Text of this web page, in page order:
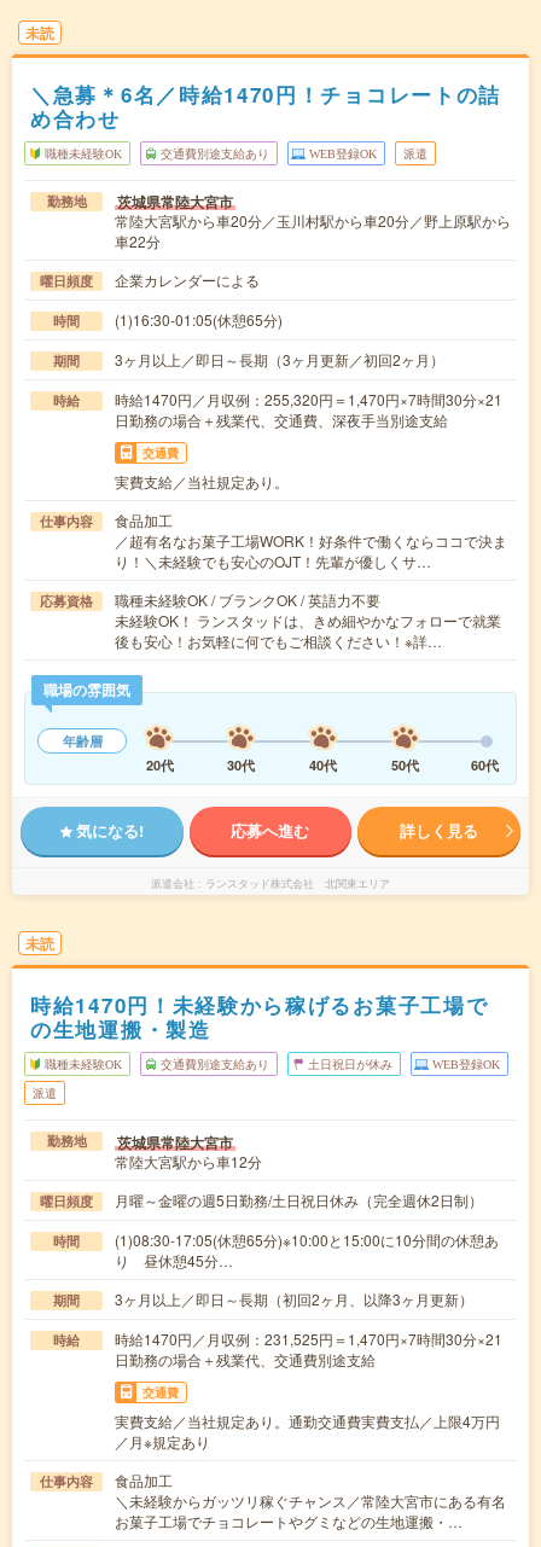
未読
＼急募＊6名／時給1470円！チョコレートの詰
め合わせ
職種未経験OK 交通費別途支給あり WEB登録OK 派遣
勤務地 茨城県常陸大宮市
常陸大宮駅から車20分／玉川村駅から車20分／野上原駅から
車22分
曜日頻度 企業カレンダーによる
時間 (1)16:30-01:05(休憩65分)
期間 3ヶ月以上／即日～長期（3ヶ月更新／初回2ヶ月）
時給
時給1470円／月収例：255,320円＝1,470円×7時間30分×21
日勤務の場合＋残業代、交通費、深夜手当別途支給
交通費
実費支給／当社規定あり。
仕事内容
食品加工
／超有名なお菓子工場WORK！好条件で働くならココで決ま
り！＼未経験でも安心のOJT！先輩が優しくサ…
応募資格
職種未経験OK / ブランクOK / 英語力不要
未経験OK！ ランスタッドは、きめ細やかなフォローで就業
後も安心！お気軽に何でもご相談ください！※詳…
職場の雰囲気
年齢層
20代
30代 40代 50代 60代
気になる! 応募へ進む 詳しく見る
派遣会社 ランスタッド株式会社 北関東エリア
未読
時給1470円！未経験から稼げるお菓子工場で
の生地運搬・製造
職種未経験OK 交通費別途支給あり 土日祝日が休み WEB登録OK
派遣
勤務地 茨城県常陸大宮市
常陸大宮駅から車12分
曜日頻度 月曜～金曜の週5日勤務/土日祝日休み（完全週休2日制）
時間
(1)08:30-17:05(休憩65分)※10:00と15:00に10分間の休憩あ
り 昼休憩45分…
期間 3ヶ月以上／即日～長期（初回2ヶ月、以降3ヶ月更新）
時給
時給1470円／月収例：231,525円＝1,470円×7時間30分×21
日勤務の場合＋残業代、交通費別途支給
交通費
実費支給／当社規定あり。通勤交通費実費支払／上限4万円
／月※規定あり
仕事内容
食品加工
＼未経験からガッツリ稼ぐチャンス／常陸大宮市にある有名
お菓子工場でチョコレートやグミなどの生地運搬・…